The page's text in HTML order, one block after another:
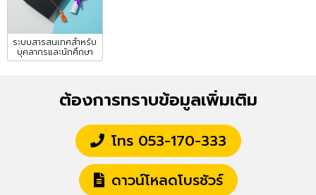
ระบบสารสนเทศสำหรับ
บุคลากรและนักศึกษา
ต้องการทราบข้อมูลเพิ่มเติม
โทร 053-170-333
ดาวน์โหลดโบรชัวร์